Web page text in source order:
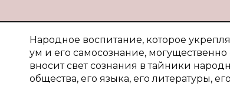
Народное воспитание, которое
ум и его самосознание,
вносит свет сознания в тайники
общества, его языка, его литературы,